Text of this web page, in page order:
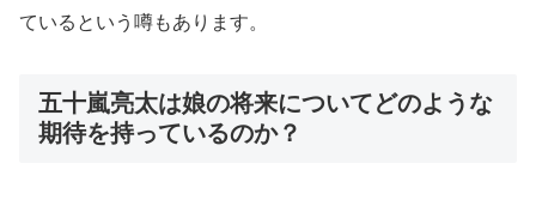
ているという噂もあります。
五十嵐亮太は娘の将来についてどのような
期待を持っているのか？